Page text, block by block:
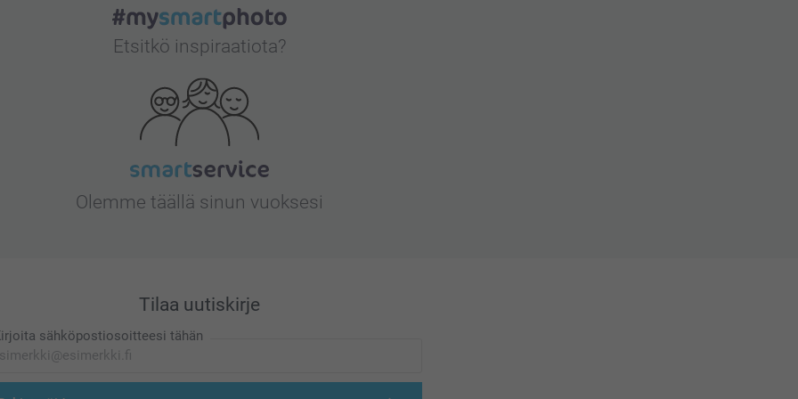
Etsitkö inspiraatiota?
Olemme täällä sinun vuoksesi
Tilaa uutiskirje
sähköpostiosoitteesi tähän